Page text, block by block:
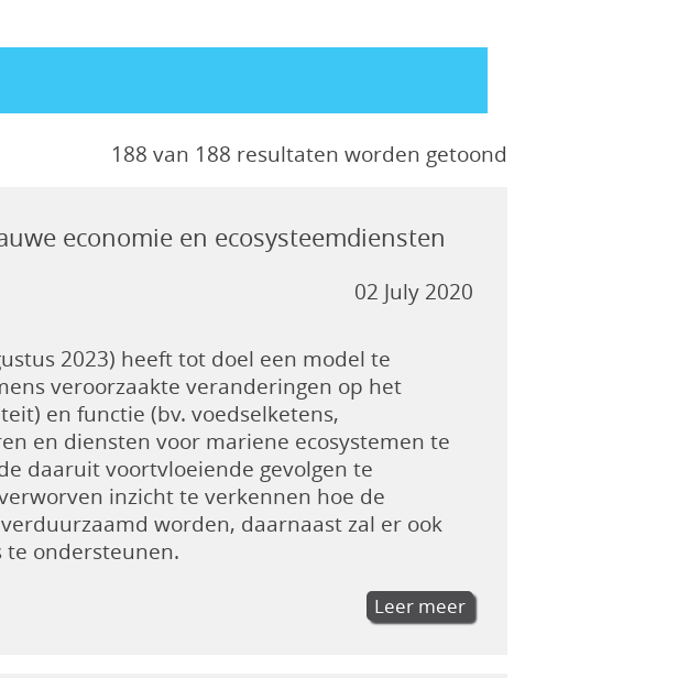
188 van 188 resultaten worden getoond
economie en ecosysteemdiensten
02 July 2020
2023) heeft tot doel een model te
veroorzaakte veranderingen op het
en functie (bv. voedselketens,
en diensten voor mariene ecosystemen te
daaruit voortvloeiende gevolgen te
inzicht te verkennen hoe de
worden, daarnaast zal er ook
ondersteunen.
Leer meer